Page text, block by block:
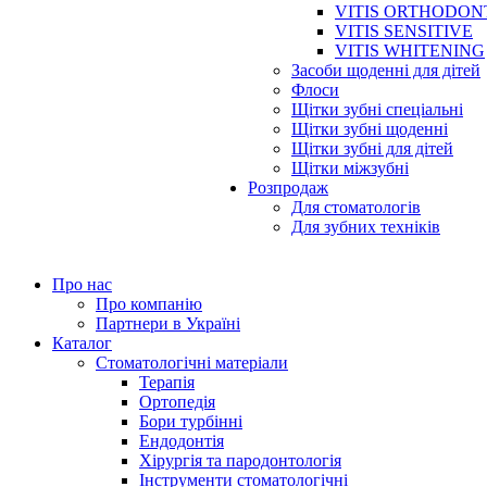
VITIS
VITIS SENSITIVE
VITIS WHITENING
Засоби щоденні для дітей
Флоси
Щітки зубні спеціальні
Щітки зубні щоденні
Щітки зубні для дітей
Щітки міжзубні
Розпродаж
Для стоматологів
Для зубних техніків
Про нас
Про компанію
Партнери в Україні
Каталог
Стоматологічні матеріали
Терапія
Ортопедія
Бори турбінні
Ендодонтія
Хірургія та пародонтологія
Інструменти стоматологічні